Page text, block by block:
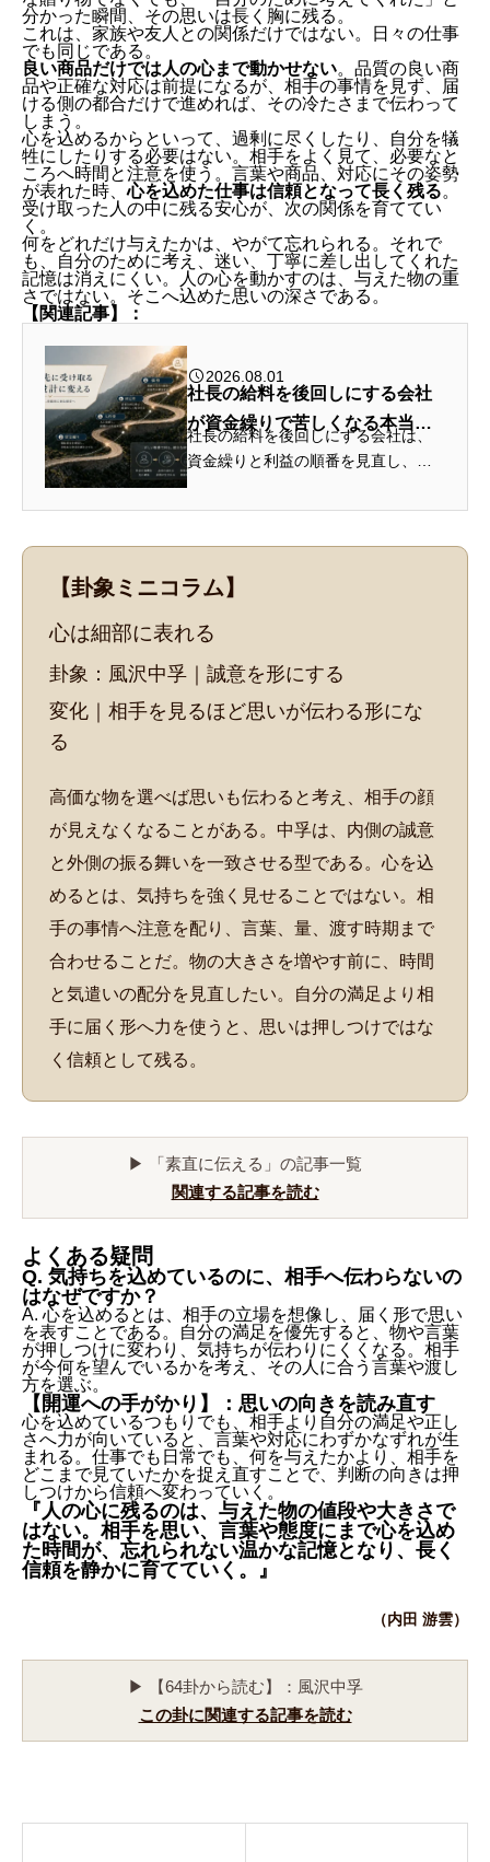
分かった瞬間、その思いは長く胸に残る。
これは、家族や友人との関係だけではない。日々の仕事
でも同じである。
良い商品だけでは人の心まで動かせない。品質の良い商
品や正確な対応は前提になるが、相手の事情を見ず、届
ける側の都合だけで進めれば、その冷たさまで伝わって
しまう。
心を込めるからといって、過剰に尽くしたり、自分を犠
牲にしたりする必要はない。相手をよく見て、必要なと
ころへ時間と注意を使う。言葉や商品、対応にその姿勢
が表れた時、心を込めた仕事は信頼となって長く残る。
受け取った人の中に残る安心が、次の関係を育ててい
く。
何をどれだけ与えたかは、やがて忘れられる。それで
も、自分のために考え、迷い、丁寧に差し出してくれた
記憶は消えにくい。人の心を動かすのは、与えた物の重
さではない。そこへ込めた思いの深さである。
【関連記事】：
2026.08.01
社長の給料を後回しにする会社
が資金繰りで苦しくなる本当の
理由
社長の給料を後回しにする会社は、
資金繰りと利益の順番を見直し、人
要がある。
【卦象ミニコラム】
心は細部に表れる
卦象：風沢中孚｜誠意を形にする
変化｜相手を見るほど思いが伝わる形にな
る
高価な物を選べば思いも伝わると考え、相手の顔
が見えなくなることがある。中孚は、内側の誠意
と外側の振る舞いを一致させる型である。心を込
めるとは、気持ちを強く見せることではない。相
手の事情へ注意を配り、言葉、量、渡す時期まで
合わせることだ。物の大きさを増やす前に、時間
と気遣いの配分を見直したい。自分の満足より相
手に届く形へ力を使うと、思いは押しつけではな
く信頼として残る。
▶ 「素直に伝える」の記事一覧
関連する記事を読む
よくある疑問
Q. 気持ちを込めているのに、相手へ伝わらないの
はなぜですか？
A. 心を込めるとは、相手の立場を想像し、届く形で思い
を表すことである。自分の満足を優先すると、物や言葉
が押しつけに変わり、気持ちが伝わりにくくなる。相手
が今何を望んでいるかを考え、その人に合う言葉や渡し
方を選ぶ。
【開運への手がかり】：思いの向きを読み直す
心を込めているつもりでも、相手より自分の満足や正し
さへ力が向いていると、言葉や対応にわずかなずれが生
まれる。仕事でも日常でも、何を与えたかより、相手を
どこまで見ていたかを捉え直すことで、判断の向きは押
しつけから信頼へ変わっていく。
『人の心に残るのは、与えた物の値段や大きさで
はない。相手を思い、言葉や態度にまで心を込め
た時間が、忘れられない温かな記憶となり、長く
信頼を静かに育てていく。』
（内田 游雲）
▶ 【64卦から読む】：風沢中孚
この卦に関連する記事を読む